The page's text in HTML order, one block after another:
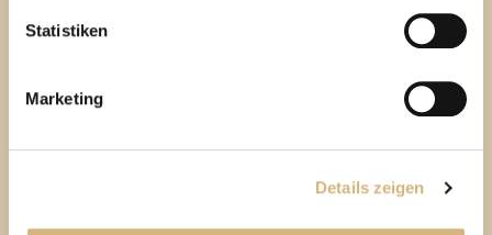
Statistiken
Marketing
Details zeigen
Das Problem: Je länger eine Haut nicht typgerecht
behandelt wird, desto weiter verstärken sich negative
2.
Eine perfekte Einheit: unsere Beauty-Profis